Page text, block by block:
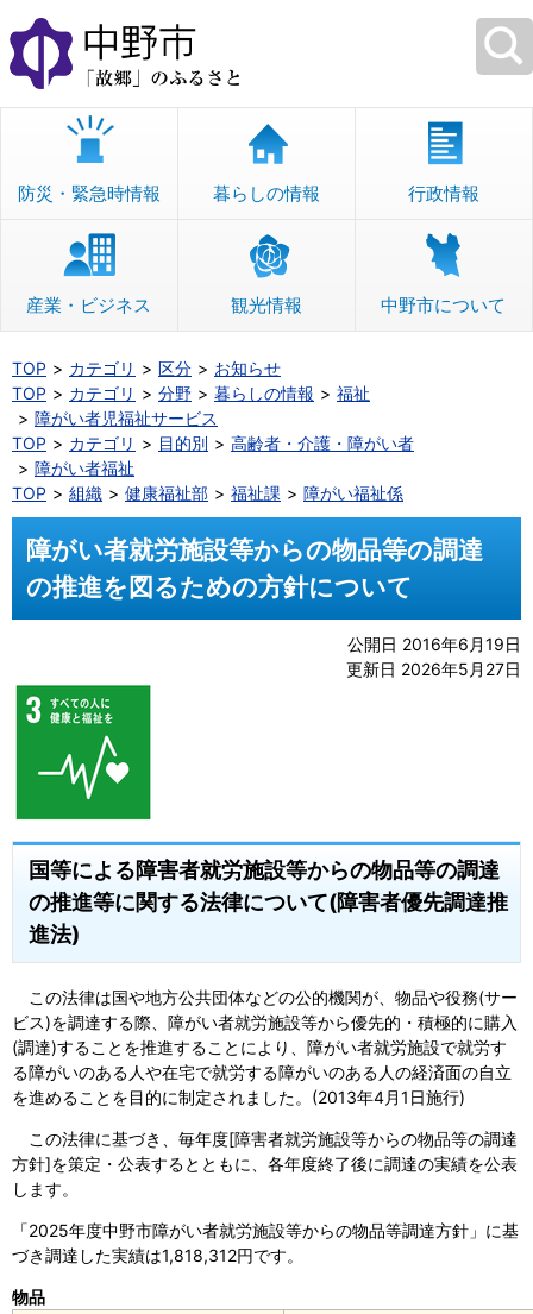
本
文
へ
移
防災・緊急時情報 暮らしの情報 行政情報
産業・ビジネス 観光情報 中野市について
TOP カテゴリ 区分
お知らせ
TOP
カテゴリ 分野 暮らしの情報
福祉
障がい者児福祉サービス
TOP
カテゴリ 目的別
高齢者・介護・障がい者
障がい者福祉
TOP
組織 健康福祉部 福祉課 障がい福祉係
障がい者就労施設等からの物品等の調達
の推進を図るための方針について
公開日 2016年6月19日
更新日 2026年5月27日
国等による障害者就労施設等からの物品等の調達
の推進等に関する法律について(障害者優先調達推
進法)
この法律は国や地方公共団体などの公的機関が、物品や役務(サー
ビス)を調達する際、障がい者就労施設等から優先的・積極的に購入
(調達)することを推進することにより、障がい者就労施設で就労す
る障がいのある人や在宅で就労する障がいのある人の経済面の自立
を進めることを目的に制定されました。(2013年4月1日施行)
この法律に基づき、毎年度[障害者就労施設等からの物品等の調達
方針]を策定・公表するとともに、各年度終了後に調達の実績を公表
します。
「2025年度中野市障がい者就労施設等からの物品等調達方針」に基
づき調達した実績は1,818,312円です。
物品